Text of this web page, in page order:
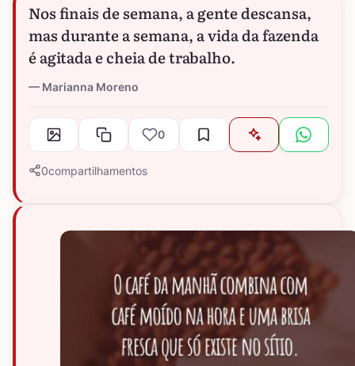
Nos finais de semana, a gente descansa,
mas durante a semana, a vida da fazenda
é agitada e cheia de trabalho.
Marianna Moreno
0
0compartilhamentos